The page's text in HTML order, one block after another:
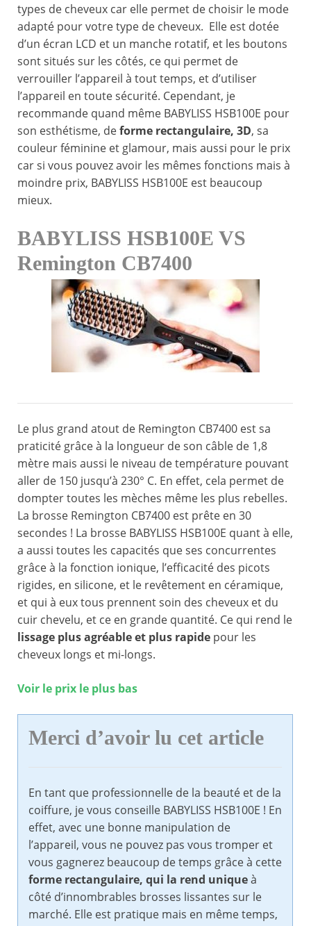
types de cheveux car elle permet de choisir le mode
adapté pour votre type de cheveux. Elle est dotée
d’un écran LCD et un manche rotatif, et les boutons
sont situés sur les côtés, ce qui permet de
verrouiller l’appareil à tout temps, et d’utiliser
l’appareil en toute sécurité. Cependant, je
recommande quand même BABYLISS HSB100E pour
son esthétisme, deforme rectangulaire, 3D, sa
couleur féminine et glamour, mais aussi pour le prix
car si vous pouvez avoir les mêmes fonctions mais à
moindre prix, BABYLISS HSB100E est beaucoup
mieux.
BABYLISS HSB100E VS
Remington CB7400
Le plus grand atout de Remington CB7400 est sa
praticité grâce à la longueur de son câble de 1,8
mètre mais aussi le niveau de température pouvant
aller de 150 jusqu’à 230° C. En effet, cela permet de
dompter toutes les mèches même les plus rebelles.
La brosse Remington CB7400 est prête en 30
secondes ! La brosse BABYLISS HSB100E quant à elle,
a aussi toutes les capacités que ses concurrentes
grâce à la fonction ionique, l’efficacité des picots
rigides, en silicone, et le revêtement en céramique,
et qui à eux tous prennent soin des cheveux et du
cuir chevelu, et ce en grande quantité. Ce qui rend le
lissage plus agréable et plus rapide pour les
cheveux longs et mi-longs.
Voir le prix le plus bas
Merci d’avoir lu cet article
En tant que professionnelle de la beauté et de la
coiffure, je vous conseille BABYLISS HSB100E ! En
effet, avec une bonne manipulation de
l’appareil, vous ne pouvez pas vous tromper et
vous gagnerez beaucoup de temps grâce à cette
forme rectangulaire, qui la rend uniqueà
côté d’innombrables brosses lissantes sur le
marché. Elle est pratique mais en même temps,